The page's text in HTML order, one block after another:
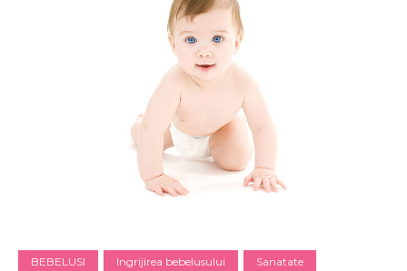
BEBELUSI Ingrijirea bebelusului Sanatate